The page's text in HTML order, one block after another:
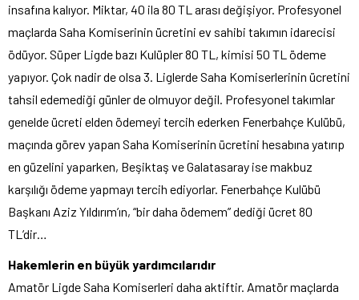
insafına kalıyor. Miktar, 40 ila 80 TL arası değişiyor. Profesyonel
maçlarda Saha Komiserinin ücretini ev sahibi takımın idarecisi
ödüyor. Süper Ligde bazı Kulüpler 80 TL, kimisi 50 TL ödeme
yapıyor. Çok nadir de olsa 3. Liglerde Saha Komiserlerinin ücretini
tahsil edemediği günler de olmuyor değil. Profesyonel takımlar
genelde ücreti elden ödemeyi tercih ederken Fenerbahçe Kulübü,
maçında görev yapan Saha Komiserinin ücretini hesabına yatırıp
en güzelini yaparken, Beşiktaş ve Galatasaray ise makbuz
karşılığı ödeme yapmayı tercih ediyorlar. Fenerbahçe Kulübü
Başkanı Aziz Yıldırım’ın, “bir daha ödemem” dediği ücret 80
TL’dir…
Hakemlerin en büyük yardımcılarıdır
Amatör Ligde Saha Komiserleri daha aktiftir. Amatör maçlarda